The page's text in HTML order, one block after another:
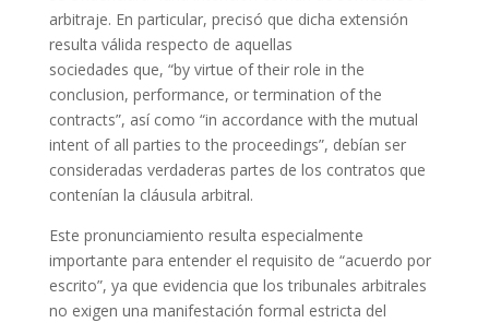
arbitraje. En particular, precisó que dicha extensión
resulta válida respecto de aquellas
sociedades que, “by virtue of their role in the
conclusion, performance, or termination of the
contracts”, así como “in accordance with the mutual
intent of all parties to the proceedings”, debían ser
consideradas verdaderas partes de los contratos que
contenían la cláusula arbitral.
Este pronunciamiento resulta especialmente
importante para entender el requisito de “acuerdo por
escrito”, ya que evidencia que los tribunales arbitrales
no exigen una manifestación formal estricta del